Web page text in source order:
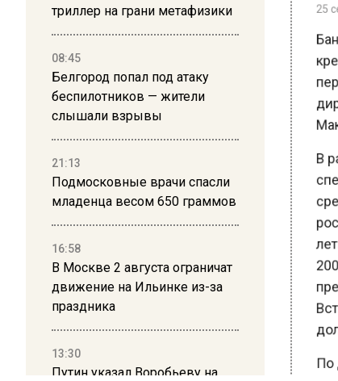
триллер на грани метафизики
08:45
Белгород попал под атаку
беспилотников — жители
слышали взрывы
21:13
Подмосковные врачи спасли
младенца весом 650 граммов
16:58
В Москве 2 августа ограничат
движение на Ильинке из-за
праздника
13:30
Путин указал Воробьеву на